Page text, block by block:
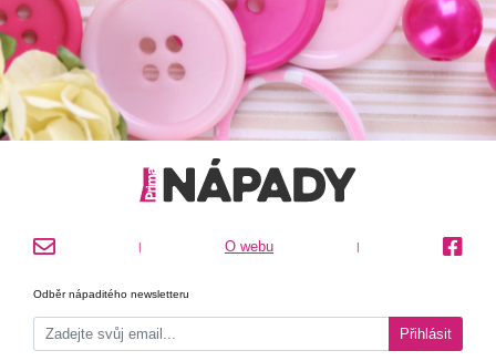
| O webu |
Odběr nápaditého newsletteru
Přihlásit